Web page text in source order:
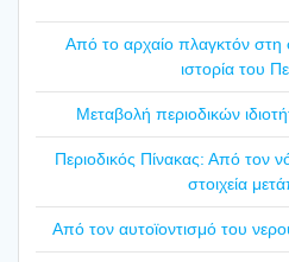
Από το αρχαίο πλαγ­κτόν στη
ιστο­ρία του
Mετα­βο­λή περιο­δι­κών
Περιο­δι­κός Πίνα­κας: Από τον
στοι­χεία
Από τον αυτοϊ­ο­ντι­σμό του